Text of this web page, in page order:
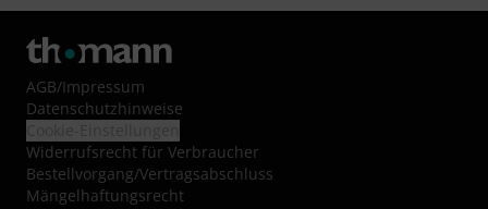
AGB/Impressum
Datenschutzhinweise
Widerrufsrecht für Verbraucher
Bestellvorgang/Vertragsabschluss
Mängelhaftungsrecht